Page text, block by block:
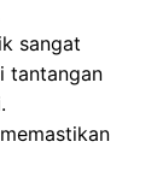
sangat
tantangan